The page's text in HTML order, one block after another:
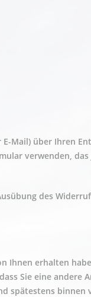
Mail) über Ihren
verwenden,
des
Ihnen erhalten
Sie eine andere
spätestens binnen